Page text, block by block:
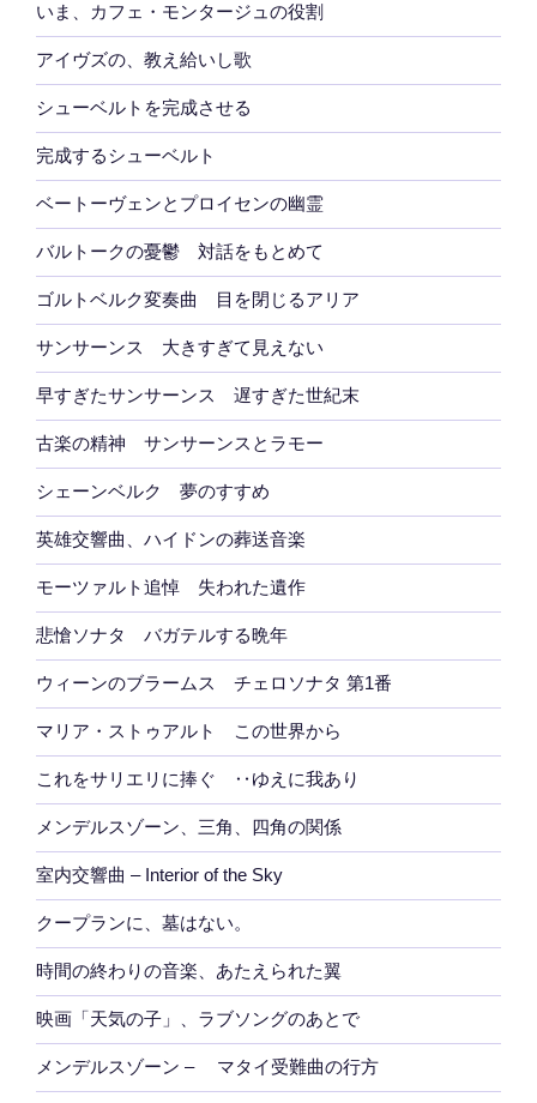
いま、カフェ・モンタージュの役割
アイヴズの、教え給いし歌
シューベルトを完成させる
完成するシューベルト
ベートーヴェンとプロイセンの幽霊
バルトークの憂鬱 対話をもとめて
ゴルトベルク変奏曲 目を閉じるアリア
サンサーンス 大きすぎて見えない
早すぎたサンサーンス 遅すぎた世紀末
古楽の精神 サンサーンスとラモー
シェーンベルク 夢のすすめ
英雄交響曲、ハイドンの葬送音楽
モーツァルト追悼 失われた遺作
悲愴ソナタ バガテルする晩年
ウィーンのブラームス チェロソナタ 第1番
マリア・ストゥアルト この世界から
これをサリエリに捧ぐ ‥ゆえに我あり
メンデルスゾーン、三角、四角の関係
室内交響曲 – Interior of the Sky
クープランに、墓はない。
時間の終わりの音楽、あたえられた翼
映画「天気の子」、ラブソングのあとで
メンデルスゾーン – マタイ受難曲の行方